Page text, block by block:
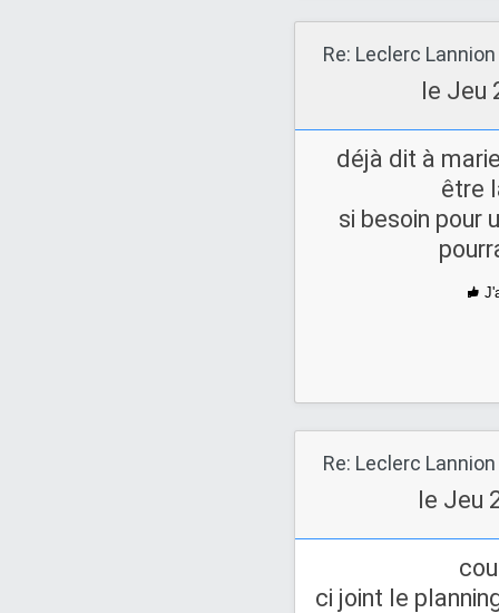
Re: Leclerc Lannion
le Jeu
déjà dit à
être
si besoin pour
Re: Leclerc Lannion
le Jeu
ci joint le